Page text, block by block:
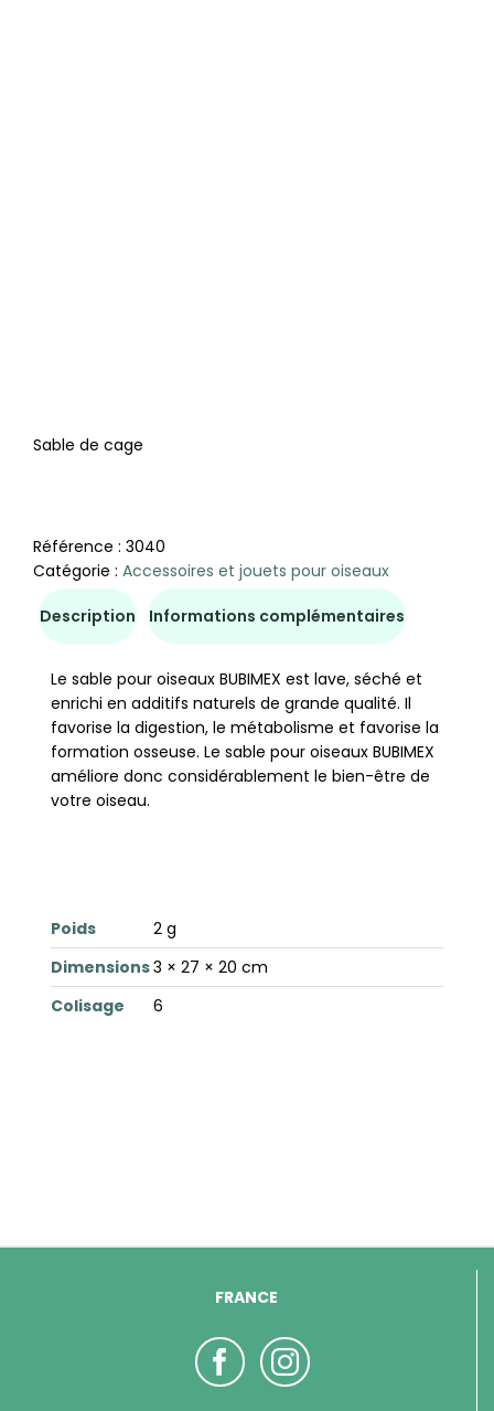
Sable de cage
Référence : 3040
Catégorie : Accessoires et jouets pour oiseaux
Description Informations complémentaires
Le sable pour oiseaux BUBIMEX est lave, séché et
enrichi en additifs naturels de grande qualité. Il
favorise la digestion, le métabolisme et favorise la
formation osseuse. Le sable pour oiseaux BUBIMEX
améliore donc considérablement le bien-être de
votre oiseau.
Poids
2 g
Dimensions3 × 27 × 20 cm
Colisage
6
FRANCE